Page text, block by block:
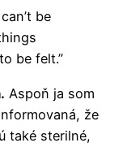
be
be felt.”
Aspoň ja som
že
také sterilné,